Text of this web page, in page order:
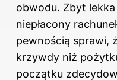
obwodu. Zbyt
niepłacony
pewnością sprawi,
krzywdy niż
początku